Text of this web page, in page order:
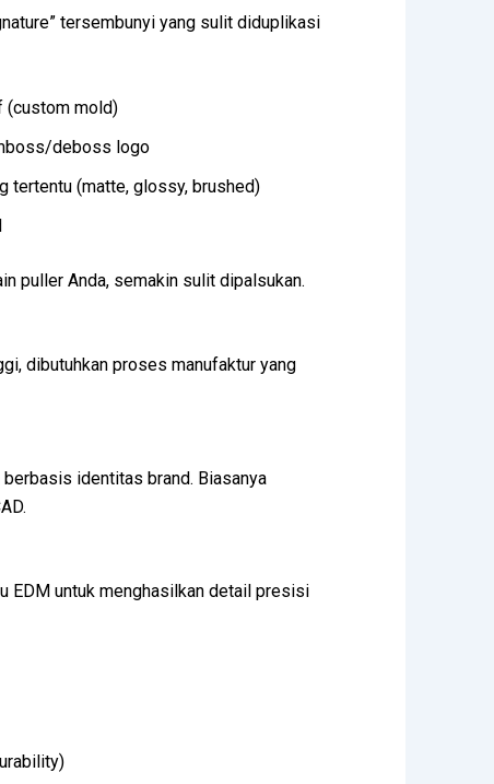
tersembunyi yang sulit diduplikasi
(custom mold)
deboss logo
tertentu (matte, glossy, brushed)
puller Anda, semakin sulit dipalsukan.
dibutuhkan proses manufaktur yang
identitas brand. Biasanya
EDM untuk menghasilkan detail presisi